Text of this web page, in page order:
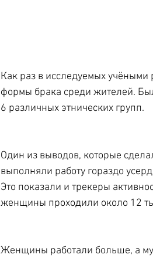
Как раз в исследуемых
формы брака среди жителей.
6 различных этнических групп.
Один из выводов, которые
выполняли работу гораздо
Это показали и трекеры
женщины проходили около 12
Женщины работали больше, а